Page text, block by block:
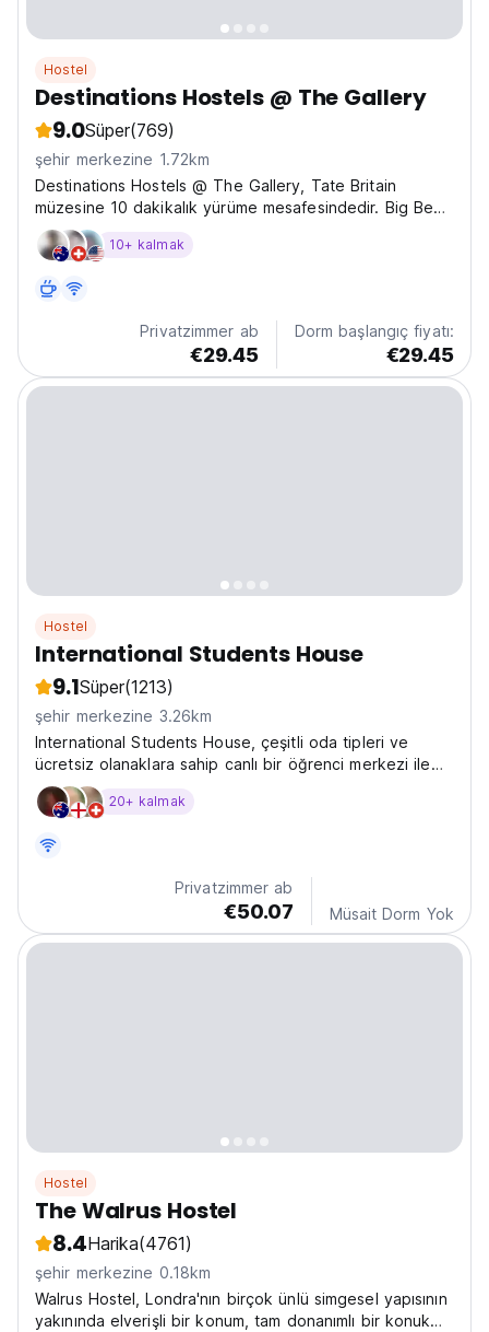
Hostel
Destinations Hostels @ The Gallery
9.0Süper(769)
şehir merkezine 1.72km
Destinations Hostels @ The Gallery, Tate Britain
müzesine 10 dakikalık yürüme mesafesindedir. Big Ben,
Westminster Abbey, London Eye ve Buckingham
Sarayı'na 15 dakika, Trafalgar meydanına ise 20 dakika
10+ kalmak
Privatzimmer ab
€29.45
Dorm başlangıç fiyatı:
€29.45
Hostel
International Students House
9.1Süper(1213)
şehir merkezine 3.26km
International Students House, çeşitli oda tipleri ve
ücretsiz olanaklara sahip canlı bir öğrenci merkezi ile
Londra'nın merkezinde uygun fiyatlı konaklama imkanı
sunmaktadır.20+ kalmak
Privatzimmer ab
€50.07 Müsait Dorm Yok
Hostel
The Walrus Hostel
8.4Harika(4761)
şehir merkezine 0.18km
Walrus Hostel, Londra'nın birçok ünlü simgesel yapısının
yakınında elverişli bir konum, tam donanımlı bir konuk